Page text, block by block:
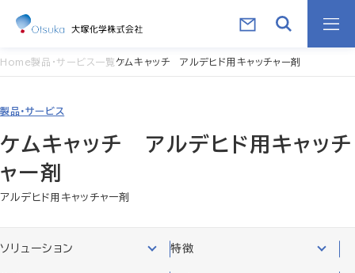
Home製品・サービス一覧ケムキャッチ アルデヒド用キャッチャー剤
製品・サービス
ケムキャッチ アルデヒド用キャッチ
ャー剤
アルデヒド用キャッチャー剤
ソリューション 特徴